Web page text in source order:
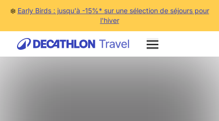
❄️ Early Birds : jusqu'à -15%* sur une sélection de séjours pour
l'hiver